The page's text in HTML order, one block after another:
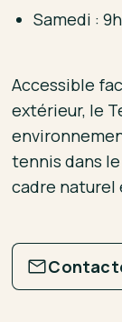
Samedi :
Accessible
extérieur, le
tennis dans
cadre naturel